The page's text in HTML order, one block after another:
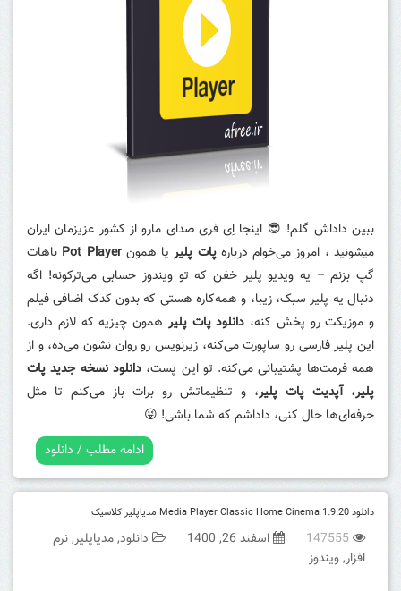
ببین داداش گلم! 😎 اینجا اِی فری صدای مارو از کشور عزیزمان ایران
میشونید ، امروز می‌خوام دربارهپات پلیریا همونPot Player باهات
گپ بزنم – یه ویدیو پلیر خفن که تو ویندوز حسابی می‌ترکونه! اگه
دنبال یه پلیر سبک، زیبا، و همه‌کاره هستی که بدون کدک اضافی فیلم
و موزیکت رو پخش کنه، دانلود پات پلیر همون چیزیه که لازم داری.
این پلیر فارسی رو ساپورت می‌کنه، زیرنویس رو روان نشون می‌ده، و از
همه فرمت‌ها پشتیبانی می‌کنه. تو این پست،دانلود نسخه جدید پات
پلیر،آپدیت پات پلیر، و تنظیماتش رو برات باز می‌کنم تا مثل
حرفه‌ای‌ها حال کنی، داداشم که شما باشی! 😜
ادامه مطلب / دانلود
دانلود Media Player Classic Home Cinema 1.9.20 مدیاپلیر کلاسیک
147555 اسفند 26, 1400 دانلود,مدیاپلیر,نرم
افزار,ویندوز